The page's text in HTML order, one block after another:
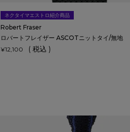
ネクタイマエストロ紹介商品
Robert Fraser
ロバートフレイザー ASCOTニットタイ/無地
¥12,100 税込